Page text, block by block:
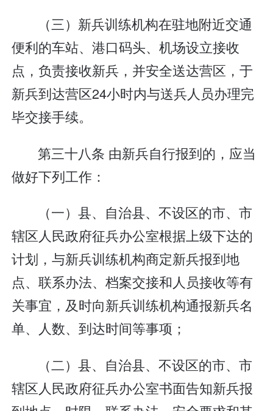
（三）新兵训练机构在驻地附近交通
便利的车站、港口码头、机场设立接收
点，负责接收新兵，并安全送达营区，于
新兵到达营区24小时内与送兵人员办理完
毕交接手续。
第三十八条 由新兵自行报到的，应当
做好下列工作：
（一）县、自治县、不设区的市、市
辖区人民政府征兵办公室根据上级下达的
计划，与新兵训练机构商定新兵报到地
点、联系办法、档案交接和人员接收等有
关事宜，及时向新兵训练机构通报新兵名
单、人数、到达时间等事项；
（二）县、自治县、不设区的市、市
辖区人民政府征兵办公室书面告知新兵报